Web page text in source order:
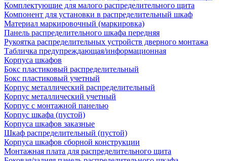
Комплектующие для малого распределительного щита
Компонент для установки в распределительный шкаф
Материал маркировочный (маркировка)
Панель распределительного шкафа передняя
Рукоятка распределительных устройств дверного монтажа
Табличка предупреждающая/информационная
Корпуса шкафов
Бокс пластиковый распределительный
Бокс пластиковый учетный
Корпус металлический распределительный
Корпус металлический учетный
Корпус с монтажной панелью
Корпус шкафа (пустой)
Корпуса шкафов заказные
Шкаф распределительный (пустой)
Корпуса шкафов сборной конструкции
Монтажная плата для распределительного щита